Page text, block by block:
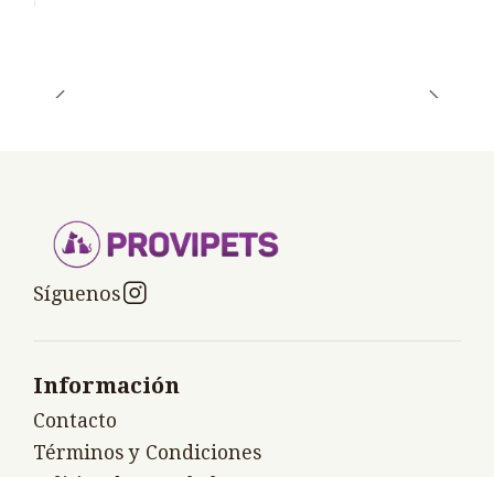
Síguenos
Información
Contacto
Términos y Condiciones